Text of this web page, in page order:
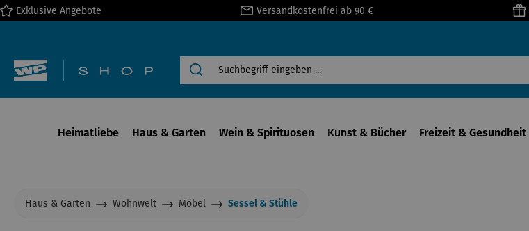
Zur Hauptnavigation springen
Exklusive Angebote Versandkostenfrei ab 90 €
Heimatliebe Haus & Garten Wein & Spirituosen Kunst & Bücher Freizeit & Gesundheit
Haus & Garten Wohnwelt Möbel Sessel & Stühle